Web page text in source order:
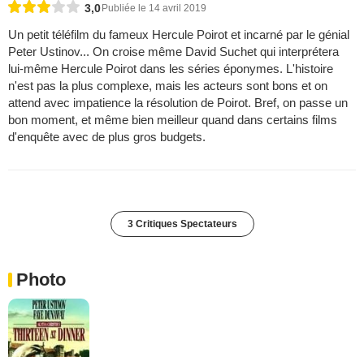
3,0Publiée le 14 avril 2019
Un petit téléfilm du fameux Hercule Poirot et incarné par le génial
Peter Ustinov... On croise même David Suchet qui interprétera
lui-même Hercule Poirot dans les séries éponymes. L'histoire
n'est pas la plus complexe, mais les acteurs sont bons et on
attend avec impatience la résolution de Poirot. Bref, on passe un
bon moment, et même bien meilleur quand dans certains films
d'enquête avec de plus gros budgets.
3 Critiques Spectateurs
Photo